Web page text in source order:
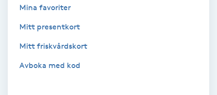
Color correction
Cryoterapi
Mina favoriter
Mitt presentkort
Mitt friskvårdskort
Avboka med kod